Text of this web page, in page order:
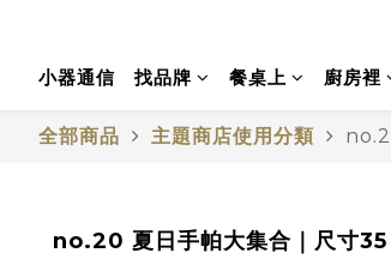
小器通信 找品牌 餐桌上 廚房裡
全部商品 主題商店使用分類
no.20 夏日手帕大集合｜尺寸